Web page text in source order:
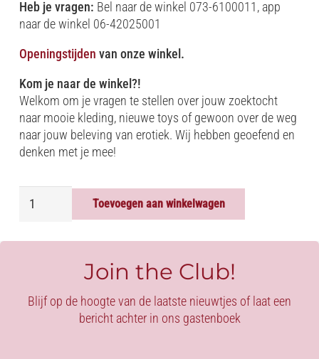
Heb je vragen: Bel naar de winkel 073-6100011, app
naar de winkel 06-42025001
Openingstijden van onze winkel.
Kom je naar de winkel?!
Welkom om je vragen te stellen over jouw zoektocht
naar mooie kleding, nieuwe toys of gewoon over de weg
naar jouw beleving van erotiek. Wij hebben geoefend en
denken met je mee!
HOOFDMASKER
aantal
Toevoegen aan winkelwagen
Join the Club!
Blijf op de hoogte van de laatste nieuwtjes of laat een
bericht achter in ons gastenboek